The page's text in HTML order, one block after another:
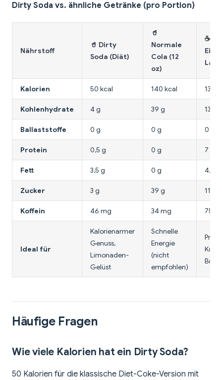
Dirty Soda vs. ähnliche Getränke (pro Portion)
Nährstoff
🥤 Dirty
Soda (Diät)
🥤
Normale
Cola (12
oz)
☕
Latte
Kalorien 50 kcal 140 kcal 130
Kohlenhydrate 4 g 39 g 13 g
Ballaststoffe 0 g 0 g 0 g
Protein 0,5 g 0 g 7 g
Fett 3,5 g 0 g 4,5 g
Zucker 3 g 39 g 11 g
Koffein 46 mg 34 mg 75
Ideal für
Kalorienarmer
Genuss,
Limonaden-
Gelüst
Schnelle
Energie
(nicht
empfohlen)
Boost
Häufige Fragen
Wie viele Kalorien hat ein Dirty Soda?
50 Kalorien für die klassische Diet-Coke-Version mit